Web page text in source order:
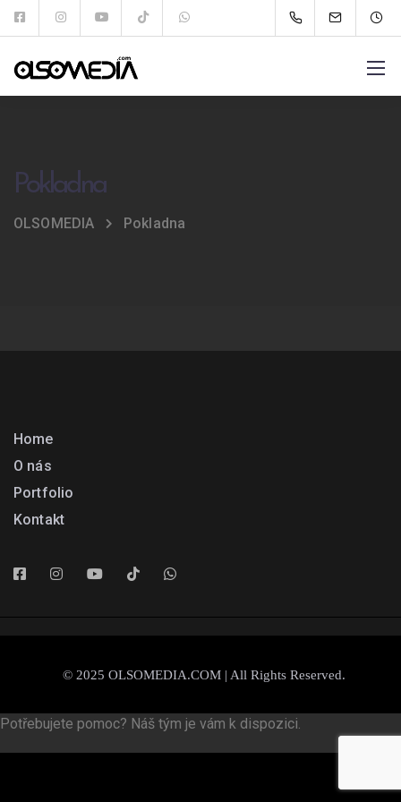
Pokladna
OLSOMEDIA Pokladna
Home
O nás
Portfolio
Kontakt
© 2025 OLSOMEDIA.COM | All Rights Reserved.
Potřebujete pomoc? Náš tým je vám k dispozici.